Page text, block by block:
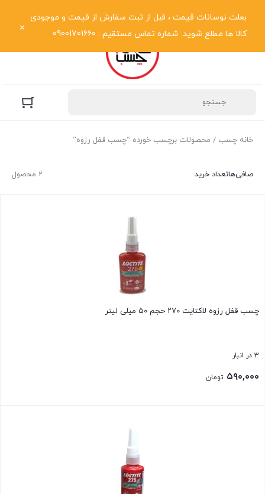
بعلت نوسانات قیمت ، قبل از ثبت سفارش از قیمت و موجودی
کالا ها مطلع شوید. شماره تماس مستقیم : 09001701660
خانه چسب / محصولات برچسب خورده “چسب قفل رزوه”
2 محصول صافی‌هاتعداد خرید
چسب قفل رزوه لاکتایت ۲۷۰ حجم ۵۰ میلی لیتر
3 در انبار
۵۹۰,۰۰۰ تومان